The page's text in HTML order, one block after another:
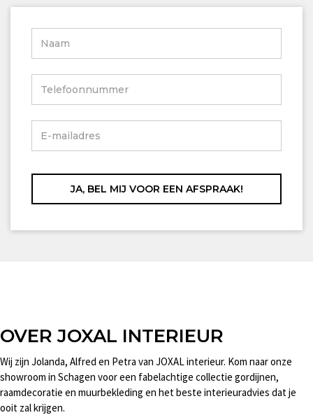
OVER JOXAL INTERIEUR
Wij zijn Jolanda, Alfred en Petra van JOXAL interieur. Kom naar onze
showroom in Schagen voor een fabelachtige collectie gordijnen,
raamdecoratie en muurbekleding en het beste interieuradvies dat je
ooit zal krijgen.